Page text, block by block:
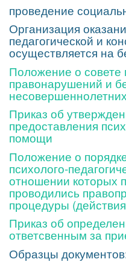
проведение
Организация
педагогической и
осуществляется на
Положение о совете
правонарушений и
несовершеннолетних
Приказ об
предоставления
помощи
Положение о
психолого-
отношении которых
проводились
процедуры
Приказ об
ответсвенным за
Образцы